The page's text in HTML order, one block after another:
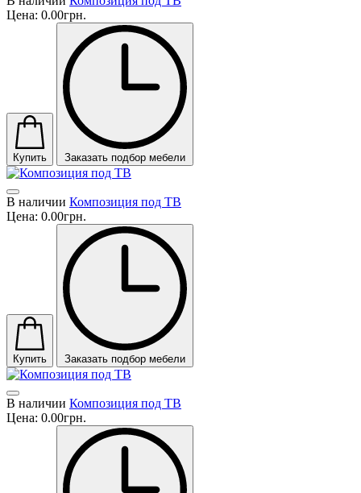
Цена: 0.00грн.
Купить Заказать подбор мебели
В наличии Композиция под ТВ
Цена: 0.00грн.
Купить Заказать подбор мебели
В наличии Композиция под ТВ
Цена: 0.00грн.